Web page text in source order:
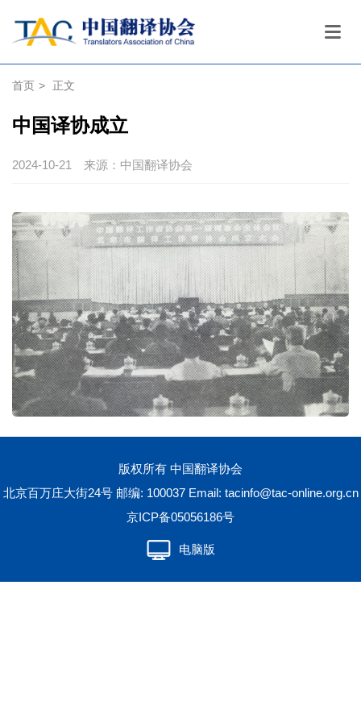
首页 > 正文
中国译协成立
2024-10-21 来源：中国翻译协会
版权所有 中国翻译协会
北京百万庄大街24号 邮编: 100037 Email: tacinfo@tac-online.org.cn
京ICP备05056186号
电脑版